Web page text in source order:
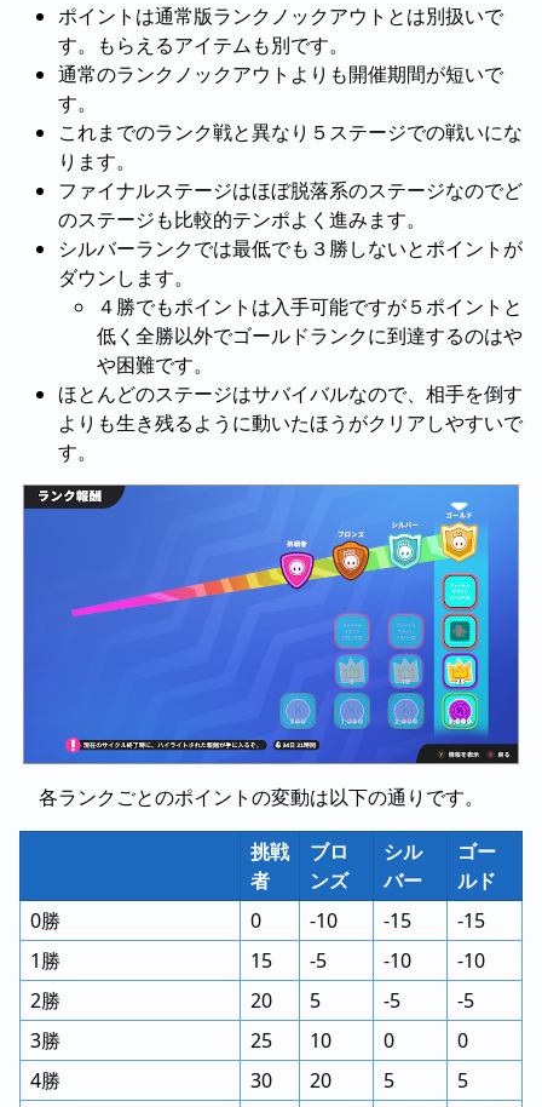
ポイントは通常版ランクノックアウトとは別扱いで
す。もらえるアイテムも別です。
通常のランクノックアウトよりも開催期間が短いで
す。
これまでのランク戦と異なり５ステージでの戦いにな
ります。
ファイナルステージはほぼ脱落系のステージなのでど
のステージも比較的テンポよく進みます。
シルバーランクでは最低でも３勝しないとポイントが
ダウンします。
４勝でもポイントは入手可能ですが５ポイントと
低く全勝以外でゴールドランクに到達するのはや
や困難です。
ほとんどのステージはサバイバルなので、相手を倒す
よりも生き残るように動いたほうがクリアしやすいで
す。
各ランクごとのポイントの変動は以下の通りです。
挑戦
者
ブロ
ンズ
シル
バー
ゴー
ルド
0勝
0 -10 -15
-15
1勝
15 -5 -10
-10
2勝
20 5 -5
-5
3勝
25 10 0
0
4勝
30 20 5
5